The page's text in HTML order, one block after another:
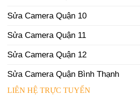
Sửa Camera Quận 10
Sửa Camera Quận 11
Sửa Camera Quận 12
Sửa Camera Quận Bình Thạnh
LIÊN HỆ TRỰC TUYẾN